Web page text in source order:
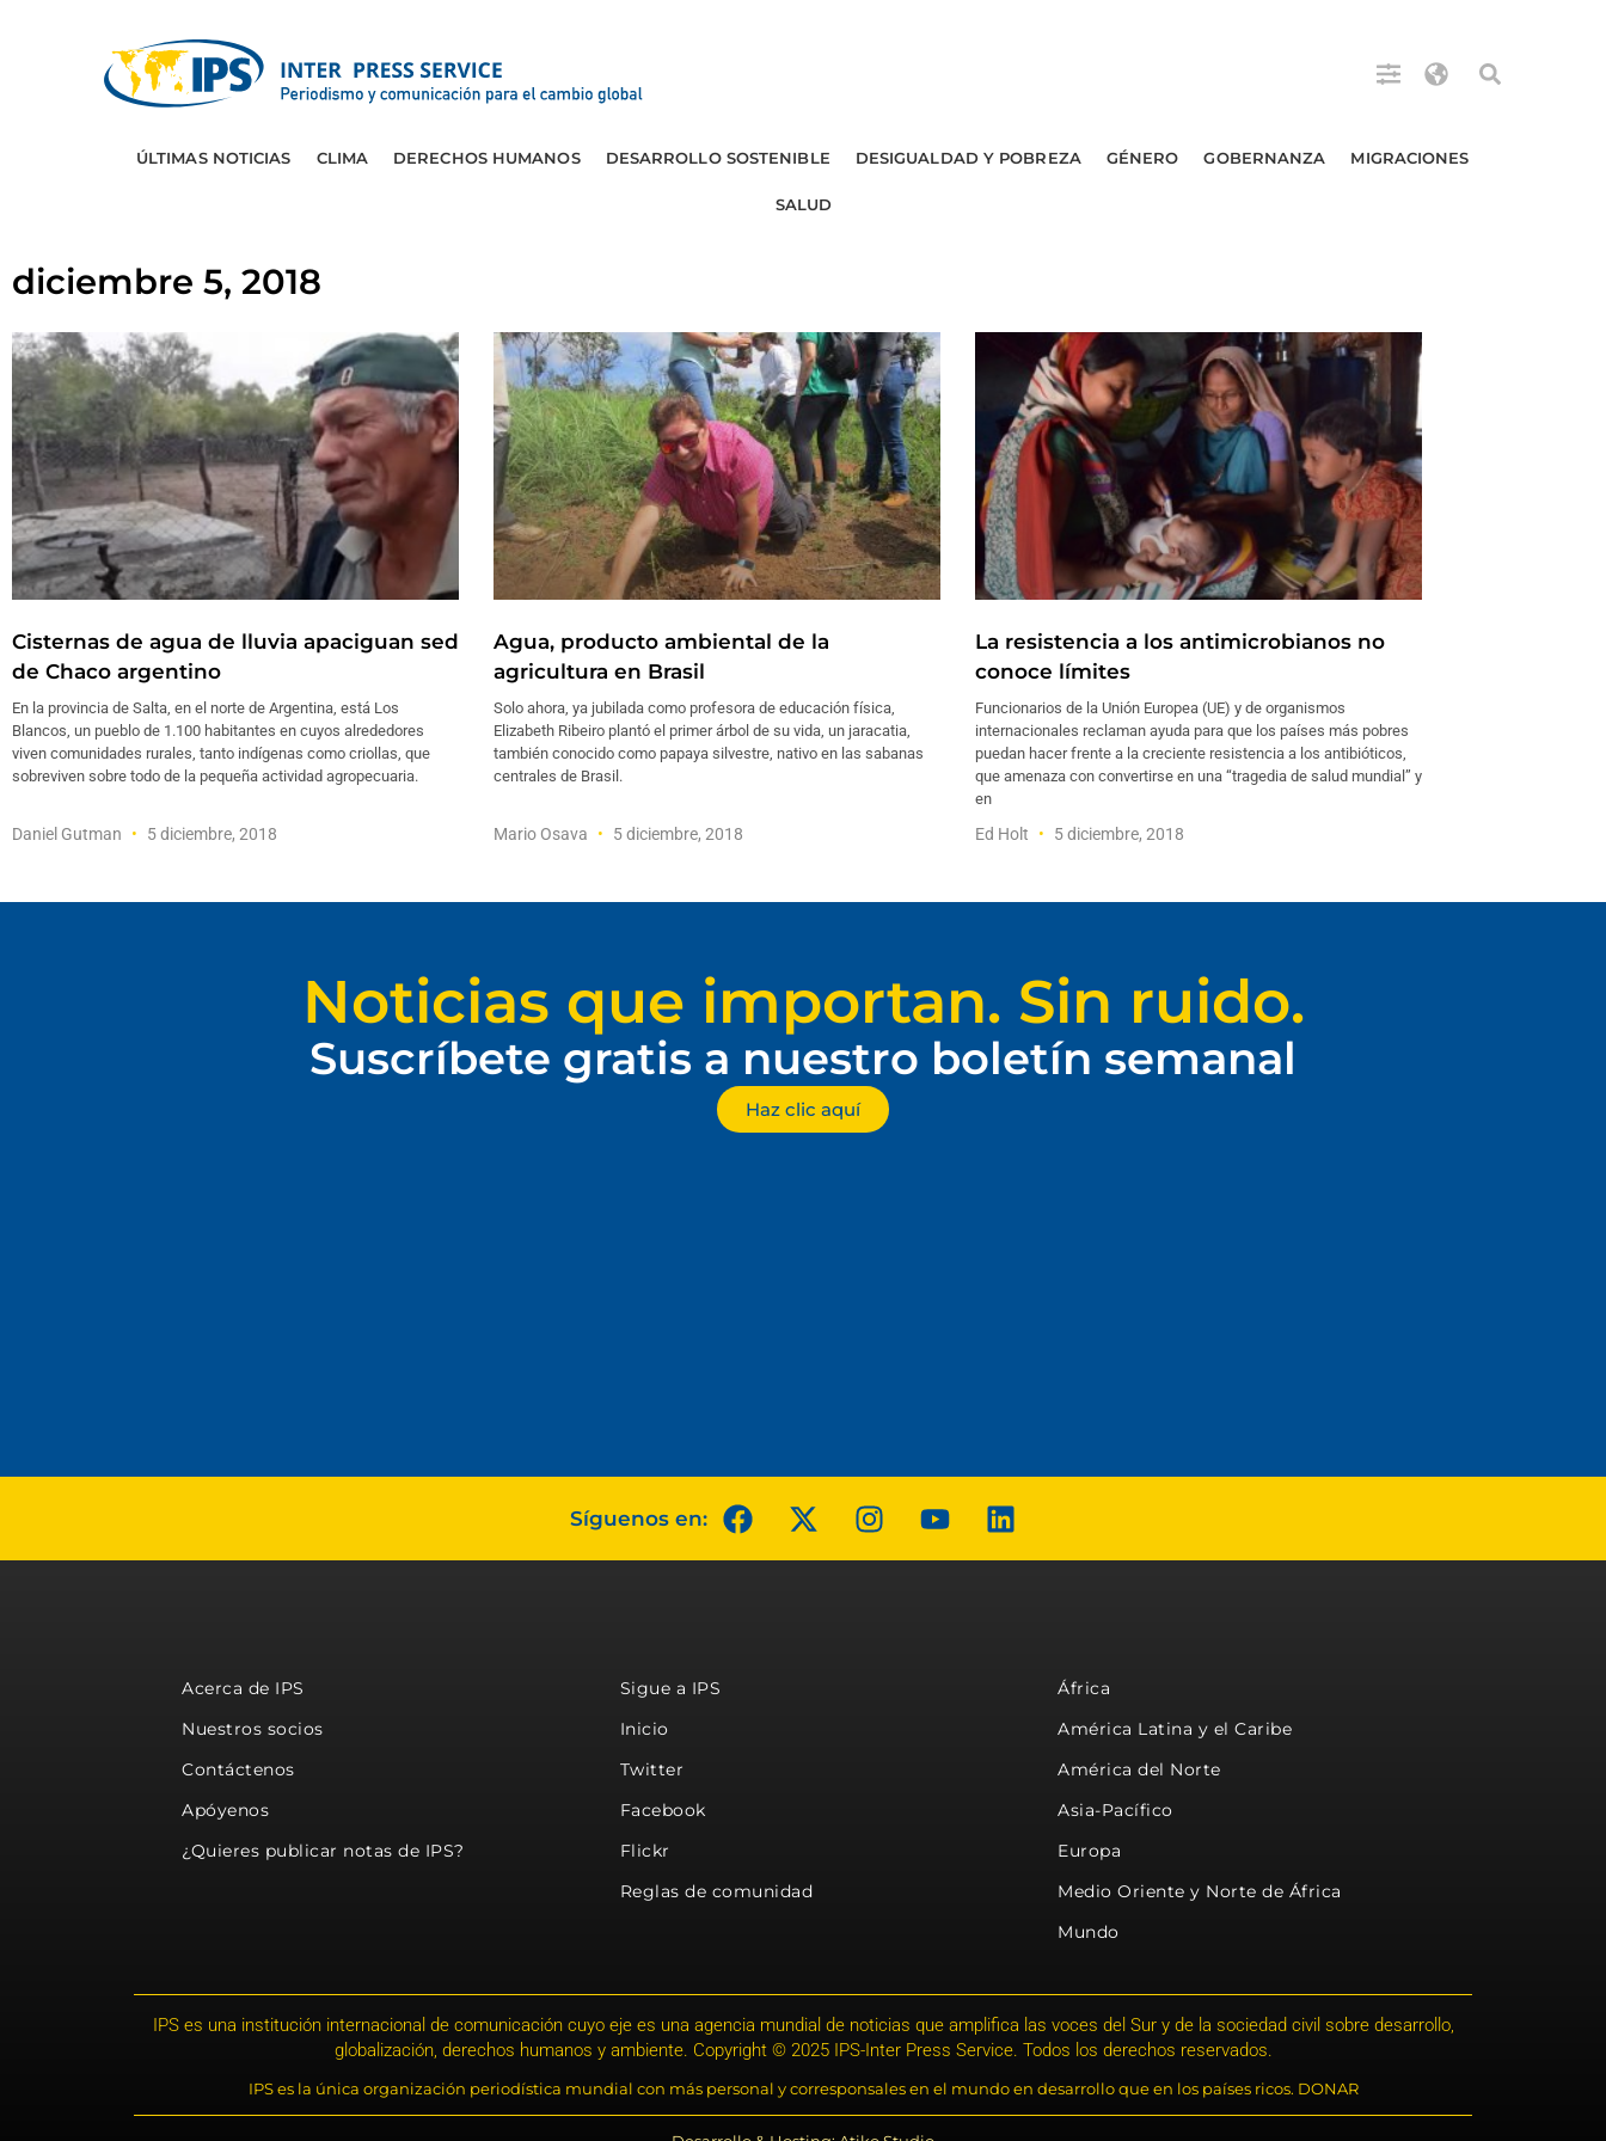
ÚLTIMAS NOTICIAS CLIMA DERECHOS HUMANOS DESARROLLO SOSTENIBLE DESIGUALDAD Y POBREZA GÉNERO GOBERNANZA MIGRACIONES
SALUD
diciembre 5, 2018
Cisternas de agua de lluvia apaciguan sed
de Chaco argentino
En la provincia de Salta, en el norte de Argentina, está Los
Blancos, un pueblo de 1.100 habitantes en cuyos alrededores
viven comunidades rurales, tanto indígenas como criollas, que
sobreviven sobre todo de la pequeña actividad agropecuaria.
Daniel Gutman 5 diciembre, 2018
Agua, producto ambiental de la
agricultura en Brasil
Solo ahora, ya jubilada como profesora de educación física,
Elizabeth Ribeiro plantó el primer árbol de su vida, un jaracatia,
también conocido como papaya silvestre, nativo en las sabanas
centrales de Brasil.
Mario Osava 5 diciembre, 2018
La resistencia a los antimicrobianos no
conoce límites
Funcionarios de la Unión Europea (UE) y de organismos
internacionales reclaman ayuda para que los países más pobres
puedan hacer frente a la creciente resistencia a los antibióticos,
que amenaza con convertirse en una “tragedia de salud mundial” y
en
Ed Holt 5 diciembre, 2018
Noticias que importan. Sin ruido.
Suscríbete gratis a nuestro boletín semanal
Haz clic aquí
Síguenos en:
Acerca de IPS
Nuestros socios
Contáctenos
Apóyenos
¿Quieres publicar notas de IPS?
Sigue a IPS
Inicio
Twitter
Facebook
Flickr
Reglas de comunidad
África
América Latina y el Caribe
América del Norte
Asia-Pacífico
Europa
Medio Oriente y Norte de África
Mundo
IPS es una institución internacional de comunicación cuyo eje es una agencia mundial de noticias que amplifica las voces del Sur y de la sociedad civil sobre desarrollo,
globalización, derechos humanos y ambiente. Copyright © 2025 IPS-Inter Press Service. Todos los derechos reservados.
IPS es la única organización periodística mundial con más personal y corresponsales en el mundo en desarrollo que en los países ricos. DONAR